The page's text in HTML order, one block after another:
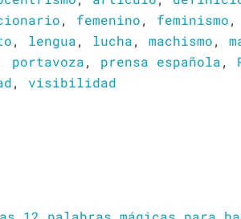
, femenino, feminismo,
, lengua, lucha, machismo,
portavoza, prensa española,
, visibilidad